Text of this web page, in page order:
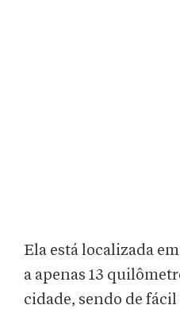
Ela está localizada
a apenas 13
cidade, sendo de fácil